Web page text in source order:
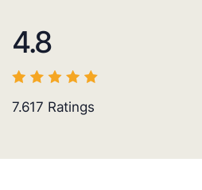
4.8
7.617 Ratings